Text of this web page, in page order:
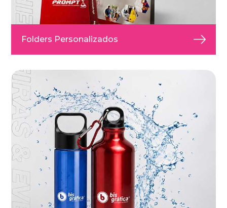
Folders Personalizados